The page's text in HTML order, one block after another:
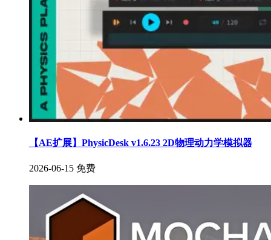
【AE扩展】PhysicDesk v1.6.23 2D物理动力学模拟器
2026-06-15 免费